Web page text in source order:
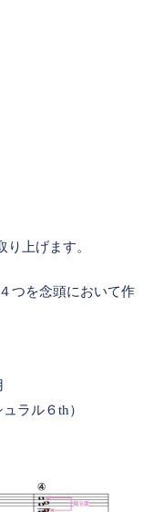
上げます。
つを念頭において作
ラル６th）